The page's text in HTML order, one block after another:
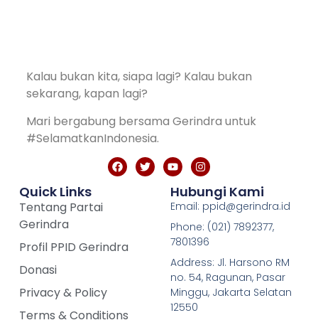
Kalau bukan kita, siapa lagi? Kalau bukan
sekarang, kapan lagi?
Mari bergabung bersama Gerindra untuk
#SelamatkanIndonesia.
Quick Links
Tentang Partai
Gerindra
Profil PPID Gerindra
Donasi
Privacy & Policy
Terms & Conditions
Hubungi Kami
Email: ppid@gerindra.id
Phone: (021) 7892377,
7801396
Address: Jl. Harsono RM
no. 54, Ragunan, Pasar
Minggu, Jakarta Selatan
12550